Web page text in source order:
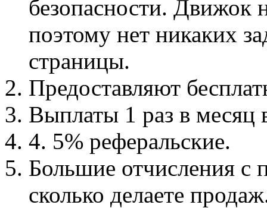
безопасности. Движок
поэтому нет никаких
страницы.
Предоставляют
Выплаты 1 раз в месяц
4. 5% реферальские.
Большие отчисления с
сколько делаете